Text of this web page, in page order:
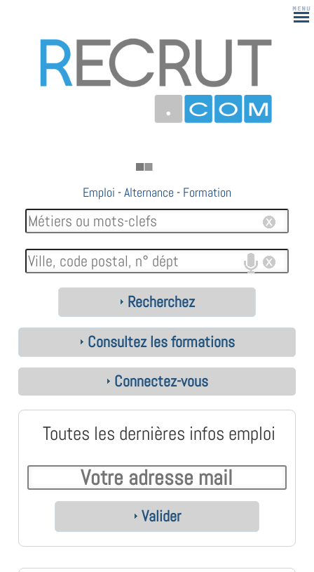
Emploi -Alternance - Formation
Recherchez
Consultez les formations
Connectez-vous
Toutes les dernières infos emploi
Valider